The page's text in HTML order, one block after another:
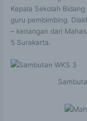
Kepala Sekolah
guru pembimbing.
– kenangan dari
5 Surakarta.